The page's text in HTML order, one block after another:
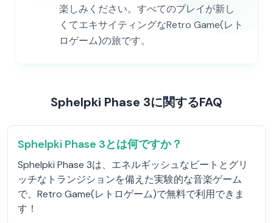
楽しみください。すべてのプレイが新し
くてエキサイティングなRetro Game(レト
ロゲーム)の旅です。
Sphelpki Phase 3に関するFAQ
Sphelpki Phase 3とは何ですか？
Sphelpki Phase 3は、エネルギッシュなビートとグリ
ッチなトランジションを備えた実験的な音楽ゲーム
で、Retro Game(レトロゲーム)で無料で利用できま
す！